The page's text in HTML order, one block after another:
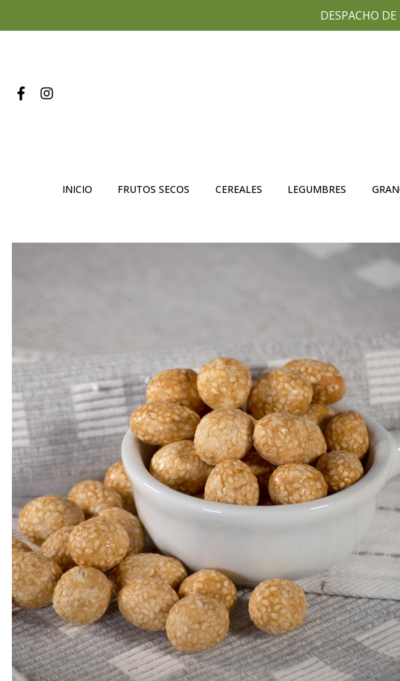
DESPACHO
INICIO FRUTOS SECOS CEREALES LEGUMBRES